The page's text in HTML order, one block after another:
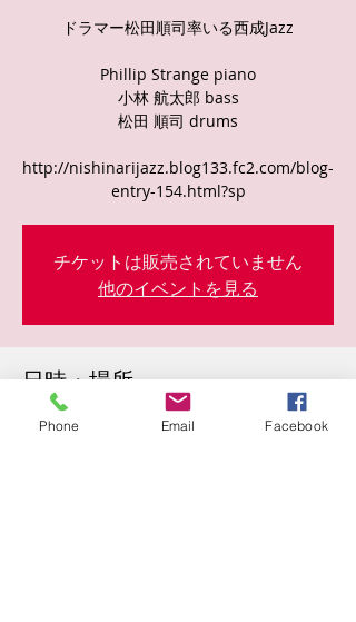
ドラマー松田順司率いる西成Jazz
Phillip Strange piano
小林 航太郎 bass
松田 順司 drums
http://nishinarijazz.blog133.fc2.com/blog-
entry-154.html?sp
チケットは販売されていません
他のイベントを見る
日時・場所
2023年6月10日 19:00
Phone Email Facebook